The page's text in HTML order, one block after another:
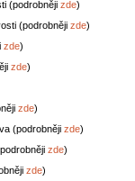
(podrobněji zde)
(podrobněji zde)
zde)
zde)
zde)
(podrobněji zde)
zde)
zde)